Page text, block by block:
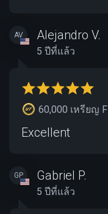
AV Alejandro V.
5 ปีที่แล้ว
60,000 เหรียญ
Excellent
GP Gabriel P.
5 ปีที่แล้ว